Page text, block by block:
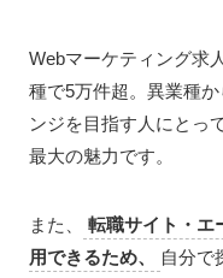
Webマーケティング求
種で5万件超。異業種
ンジを目指す人にとっ
最大の魅力です。
また、
転職サイト・エ
用できるため、
自分で